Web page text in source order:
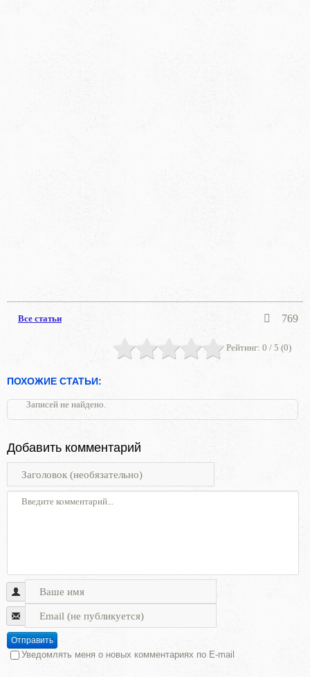
Все статьи 769
Рейтинг: 0 / 5 (0)
ПОХОЖИЕ СТАТЬИ:
Записей не найдено.
Добавить комментарий
Отправить
Уведомлять меня о новых комментариях по E-mail